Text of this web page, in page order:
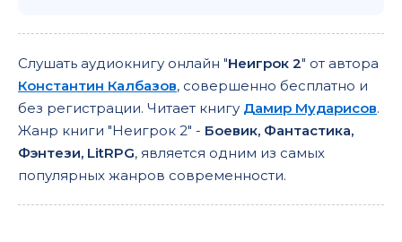
Слушать аудиокнигу онлайн "Неигрок 2" от автора
Константин Калбазов, совершенно бесплатно и
без регистрации. Читает книгу Дамир Мударисов.
Жанр книги "Неигрок 2" - Боевик, Фантастика,
Фэнтези, LitRPG, является одним из самых
популярных жанров современности.